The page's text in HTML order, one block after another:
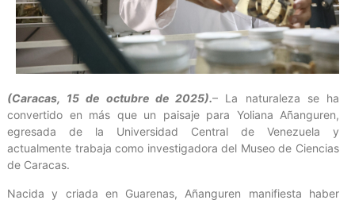
(Caracas, 15 de octubre de 2025).– La naturaleza se ha
convertido en más que un paisaje para Yoliana Añanguren,
egresada de la Universidad Central de Venezuela y
actualmente trabaja como investigadora del Museo de Ciencias
de Caracas.
Nacida y criada en Guarenas, Añanguren manifiesta haber